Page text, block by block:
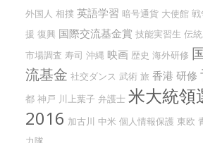
外国人 相撲 英語学習 暗号通貨 大使館 戦
援 復興 国際交流基金賞 技能実習生 伝
市場調査 寿司 沖縄 映画 歴史 海外研修
流基金 社交ダンス 武術 旅 香港 研修
都 神戸 川上葉子 弁護士 米大統領
2016 加古川 中米 個人情報保護 東欧